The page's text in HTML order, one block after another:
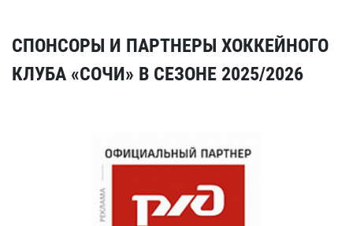
СПОНСОРЫ И ПАРТНЕРЫ ХОККЕЙНОГО
КЛУБА «СОЧИ» В СЕЗОНЕ 2025/2026